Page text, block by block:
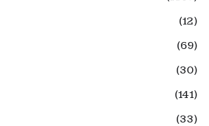
(12)
(69)
(30)
(141)
(33)